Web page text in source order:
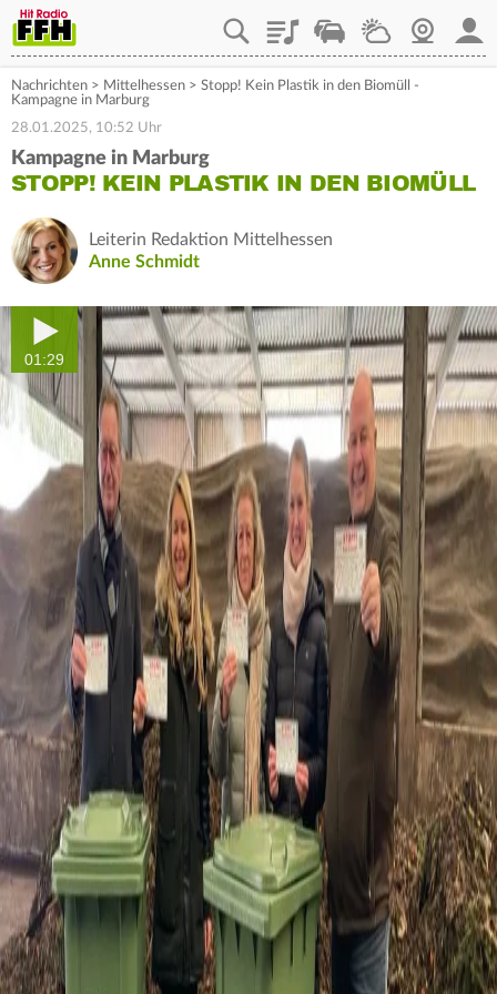
PlaylistStaupilotWetterWebcam
Nachrichten > Mittelhessen > Stopp! Kein Plastik in den Biomüll -
Kampagne in Marburg
28.01.2025, 10:52 Uhr
Kampagne in Marburg
STOPP! KEIN PLASTIK IN DEN BIOMÜLL
Leiterin Redaktion Mittelhessen
Anne Schmidt
01:29